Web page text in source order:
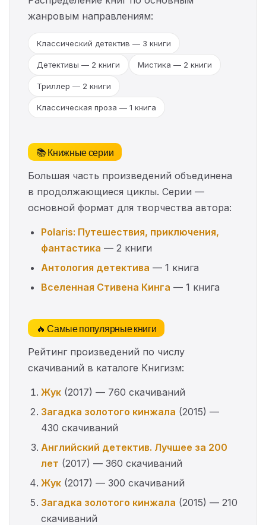
жанровым направлениям:
Классический детектив — 3 книги
Детективы — 2 книги Мистика — 2 книги
Триллер — 2 книги
Классическая проза — 1 книга
📚 Книжные серии
Большая часть произведений объединена
в продолжающиеся циклы. Серии —
основной формат для творчества автора:
Polaris: Путешествия, приключения,
фантастика — 2 книги
Антология детектива — 1 книга
Вселенная Стивена Кинга — 1 книга
🔥 Самые популярные книги
Рейтинг произведений по числу
скачиваний в каталоге Книгизм:
Жук (2017) — 760 скачиваний
Загадка золотого кинжала (2015) —
430 скачиваний
Английский детектив. Лучшее за 200
лет (2017) — 360 скачиваний
Жук (2017) — 300 скачиваний
Загадка золотого кинжала (2015) — 210
скачиваний